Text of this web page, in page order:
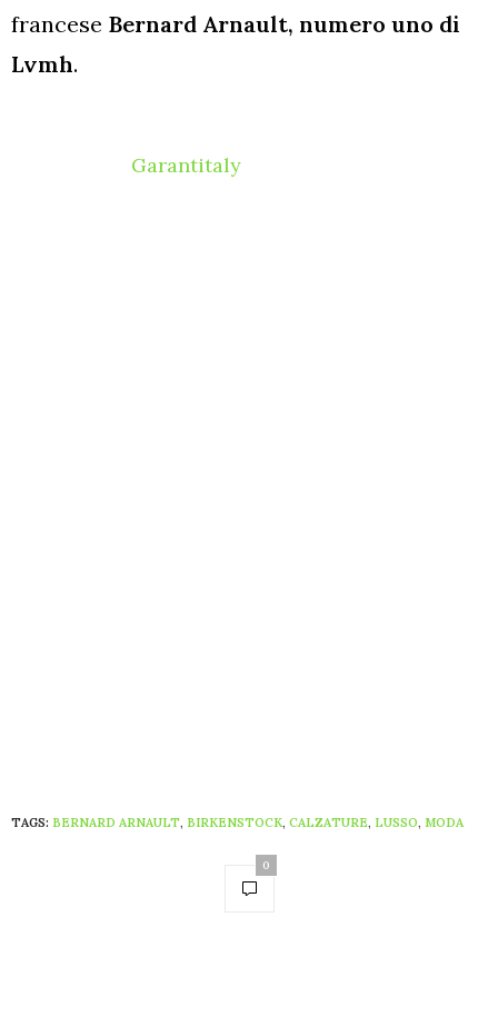
francese Bernard Arnault, numero uno di
Lvmh.
Garantitaly
TAGS: BERNARD ARNAULT, BIRKENSTOCK, CALZATURE, LUSSO, MODA
0